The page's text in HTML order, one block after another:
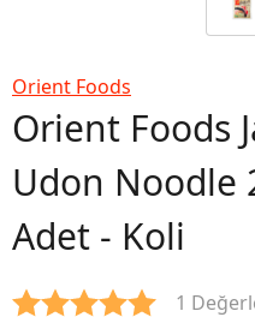
Orient Foods
Orient Foods
Udon Noodle
Adet - Koli
1